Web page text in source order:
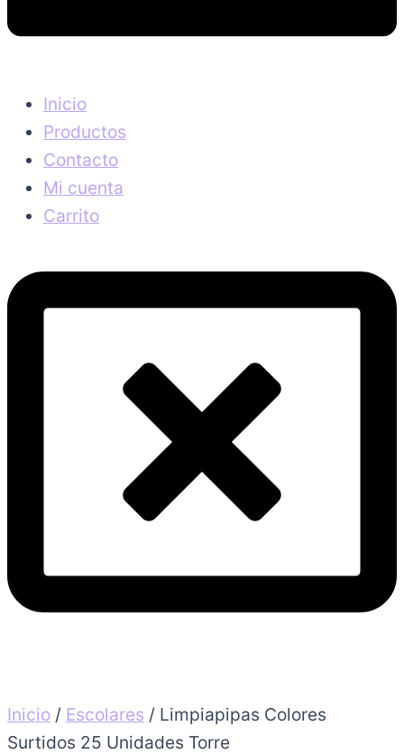
Inicio
Productos
Contacto
Mi cuenta
Carrito
Inicio / Escolares / Limpiapipas Colores
Surtidos 25 Unidades Torre